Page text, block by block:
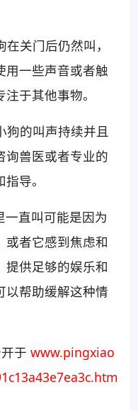
关门后仍然叫，
用一些声音或者触
于其他事物。
狗的叫声持续并且
询兽医或者专业的
导。
直叫可能是因为
或者它感到焦虑和
提供足够的娱乐和
以帮助缓解这种情
开于www.pingxiao